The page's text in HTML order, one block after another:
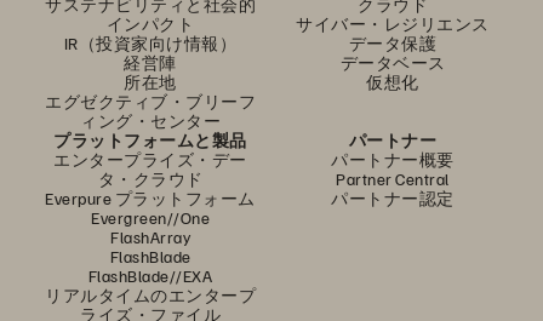
サステナビリティと社会的
インパクト
IR（投資家向け情報）
経営陣
所在地
エグゼクティブ・ブリーフ
ィング・センター
クラウド
サイバー・レジリエンス
データ保護
データベース
仮想化
プラットフォームと製品
エンタープライズ・デー
タ・クラウド
Everpure プラットフォーム
Evergreen//One
FlashArray
FlashBlade
FlashBlade//EXA
リアルタイムのエンタープ
ライズ・ファイル
パートナー
パートナー概要
Partner Central
パートナー認定